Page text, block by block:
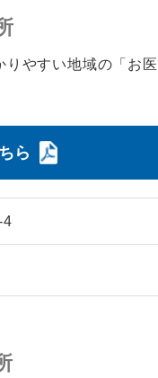
りやすい地域の「お医
ら
4